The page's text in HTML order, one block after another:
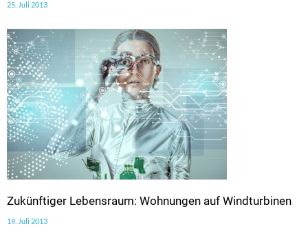
25. Juli 2013
Zukünftiger Lebensraum: Wohnungen auf Windturbinen
19. Juli 2013